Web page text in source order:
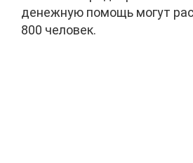
денежную помощь могут
800 человек.